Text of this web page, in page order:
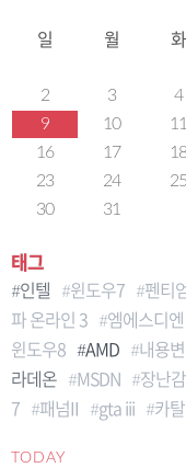
일
월 화
2
3 4
9
10 11
16
17 18
23
24 25
30
31
태그
인텔 윈도우7 펜티
파 온라인 3
엠에스디엔
윈도우8
AMD 내용
라데온
MSDN 장난
7
패넘II gta iii 카
TODAY